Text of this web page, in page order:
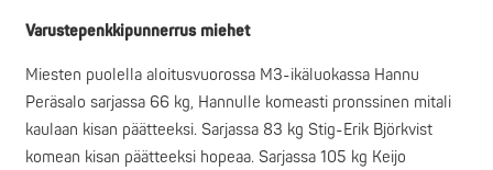
Varustepenkkipunnerrus miehet
Miesten puolella aloitusvuorossa M3-ikäluokassa Hannu
Peräsalo sarjassa 66 kg, Hannulle komeasti pronssinen mitali
kaulaan kisan päätteeksi. Sarjassa 83 kg Stig-Erik Björkvist
komean kisan päätteeksi hopeaa. Sarjassa 105 kg Keijo